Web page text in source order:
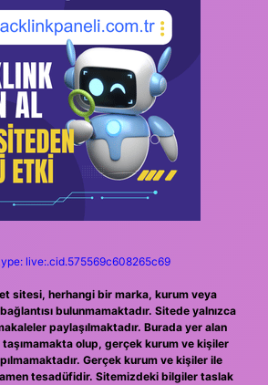
live:.cid.575569c608265c69
sitesi, herhangi bir marka, kurum veya
bulunmamaktadır. Sitede yalnızca
paylaşılmaktadır. Burada yer alan
olup, gerçek kurum ve kişiler
Gerçek kurum ve kişiler ile
tesadüfidir. Sitemizdeki bilgiler taslak